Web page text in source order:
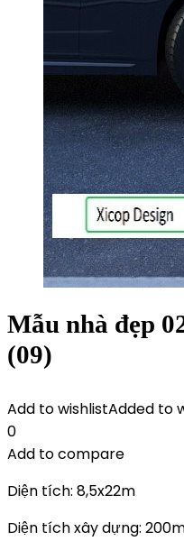
Mẫu nhà đẹp
(09)
Add to wishlistAdded to
0
Add to compare
Diện tích: 8,5x22m
Diện tích xây dựng: